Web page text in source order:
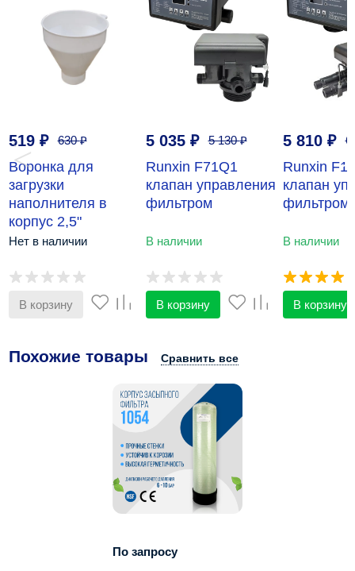
519 ₽ 630₽
Воронка для
загрузки
наполнителя в
корпус 2,5"
(воронка-лейка)
Нет в наличии
В корзину
5 035 ₽ 5 130₽
Runxin F71Q1
клапан управления
фильтром
В наличии
В корзину
5 810 ₽ 6
Runxin
клапан
фильтром
В наличии
В корзину
‹
Похожие товары Сравнить все
По запросу